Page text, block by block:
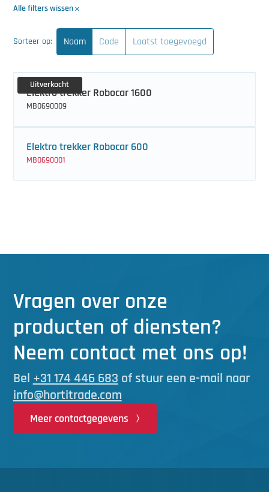
Teeltwisseling
Ventilatoren
Laatst toegevoegd
Alle filters wissen
Sorteer op: Naam Code Laatst toegevoegd
Uitverkocht
Elektro trekker Robocar 1600
MB0690009
Elektro trekker Robocar 600
MB0690001
Vragen over onze
producten of diensten?
Neem contact met ons op!
Bel +31 174 446 683 of stuur een e-mail naar
info@hortitrade.com
Meer contactgegevens